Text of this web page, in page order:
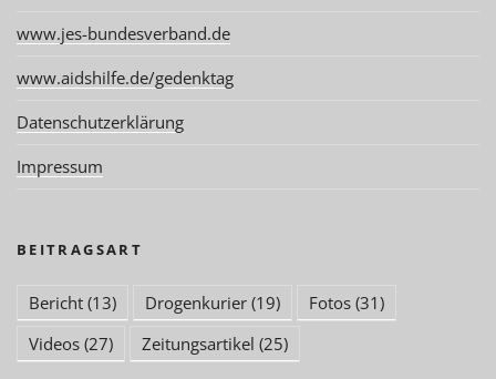
www.jes-bundesverband.de
www.aidshilfe.de/gedenktag
Datenschutzerklärung
Impressum
BEITRAGSART
Bericht (13) Drogenkurier (19) Fotos (31)
Videos (27) Zeitungsartikel (25)